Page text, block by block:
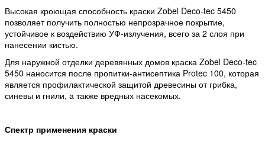
Высокая кроющая способность краски Zobel Deco-tec 5450
позволяет получить полностью непрозрачное покрытие,
устойчивое к воздействию УФ-излучения, всего за 2 слоя при
нанесении кистью.
Для наружной отделки деревянных домов краска Zobel Deco-tec
5450 наносится после пропитки-антисептика Protec 100, которая
является профилактической защитой древесины от грибка,
синевы и гнили, а также вредных насекомых.
Спектр применения краски